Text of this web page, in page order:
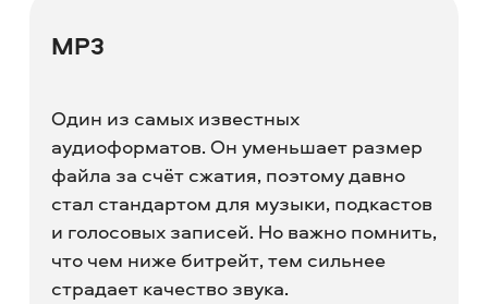
MP3
Один из самых известных
аудиоформатов. Он уменьшает размер
файла за счёт сжатия, поэтому давно
стал стандартом для музыки, подкастов
и голосовых записей. Но важно помнить,
что чем ниже битрейт, тем сильнее
страдает качество звука.